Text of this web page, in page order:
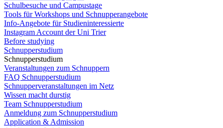
Schulbesuche und Campustage
Tools für Workshops und Schnupperangebote
Info-Angebote für Studieninteressierte
Instagram Account der Uni Trier
Before studying
Schnupperstudium
Schnupperstudium
Veranstaltungen zum Schnuppern
FAQ Schnupperstudium
Schnupperveranstaltungen im Netz
Wissen macht durstig
Team Schnupperstudium
Anmeldung zum Schnupperstudium
Application & Admission